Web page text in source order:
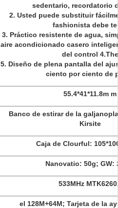
sedentario, recordatorio
2. Usted puede substituir
fashionista debe
3. Práctico resistente de agua,
aire acondicionado casero
del control 4.The
5. Diseño de plena pantalla del
ciento por ciento de
55.4*41*11.8m m
Banco de estirar de la
Kirsite
Caja de Clourful:
Nanovatio: 50g; GW:
533MHz
el 128M+64M; Tarjeta de la